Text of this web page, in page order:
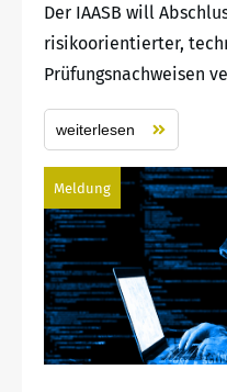
Der IAASB will
risikoorientierter,
Prüfungsnachweisen
weiterlesen
Meldung